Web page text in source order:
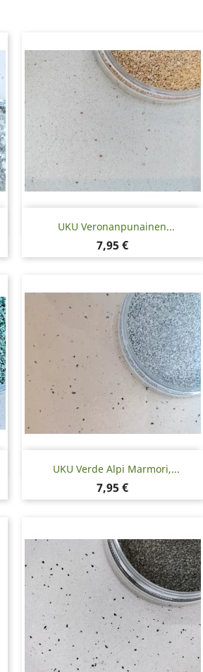
UKU Veronanpunainen...
Hinta
7,95 €
Pikakatselu
UKU Verde Alpi Marmori,...
Hinta
7,95 €
Pikakatselu